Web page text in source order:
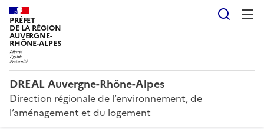
PRÉFET
DE LA RÉGION
AUVERGNE-
RHÔNE-ALPES
DREAL Auvergne-Rhône-Alpes
Direction régionale de l’environnement, de
l’aménagement et du logement